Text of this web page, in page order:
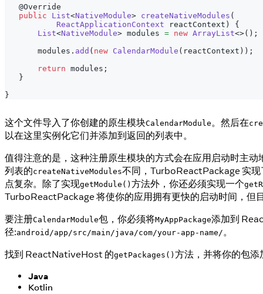
@Override
public
List<NativeModule> createNativeModules (
ReactApplicationContext reactContext )
{
List<NativeModule> modules = new ArrayList<>( ) ;
       modules
. add ( new CalendarModule ( reactContext ) ) ;
return modules ;
}
}
这个文件导入了你创建的原生模块CalendarModule。然后在
以在这里实例化它们并添加到返回的列表中。
值得注意的是，这种注册原生模块的方式会在应用启动时主
列表的createNativeModules不同，TurboReactPackage 实现
点复杂。除了实现getModule() 方法外，你还必须实现一个
TurboReactPackage 将使你的应用拥有更快的启动时间，
要注册CalendarModule包，你必须将MyAppPackage添加到
径:android/app/src/main/java/com/your-app-name/。
找到 ReactNativeHost 的getPackages() 方法，并将你的包添
Java
Kotlin